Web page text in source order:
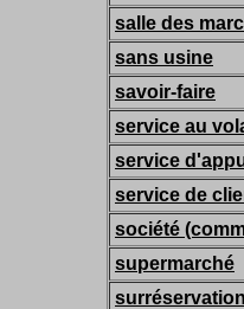
salle des
sans usine
savoir-faire
service au
service
service de
société
supermarché
surréservation